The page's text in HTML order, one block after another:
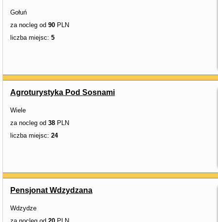
Gołuń
za nocleg od 90 PLN
liczba miejsc: 5
Agroturystyka Pod Sosnami
Wiele
za nocleg od 38 PLN
liczba miejsc: 24
Pensjonat Wdzydzana
Wdzydze